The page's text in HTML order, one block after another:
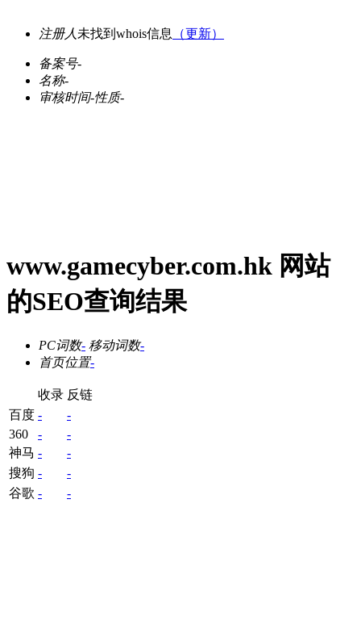
注册人 未找到whois信息 （更新）
备案号-
名称-
审核时间-性质-
www.gamecyber.com.hk 网站
的SEO查询结果
PC词数- 移动词数-
首页位置-
收录 反链
百度 -
-
360
-
-
神马 -
-
搜狗 -
-
谷歌 - -